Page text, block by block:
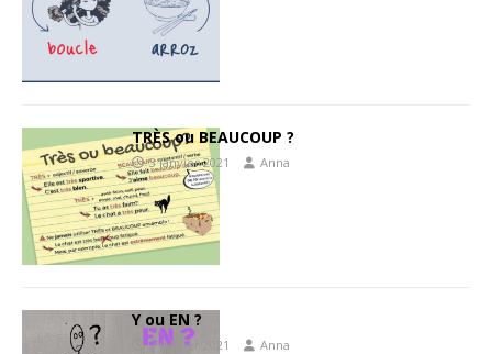
TRÈS ou BEAUCOUP ?
3 janvier 2021 Anna
Y ou EN ?
2 janvier 2021 Anna